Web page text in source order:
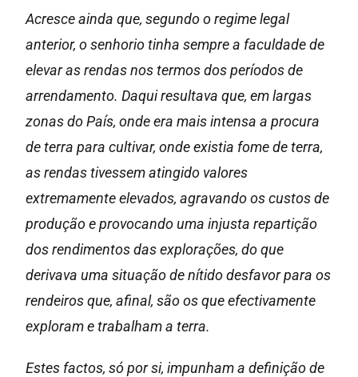
Acresce ainda que, segundo o regime legal
anterior, o senhorio tinha sempre a faculdade de
elevar as rendas nos termos dos períodos de
arrendamento. Daqui resultava que, em largas
zonas do País, onde era mais intensa a procura
de terra para cultivar, onde existia fome de terra,
as rendas tivessem atingido valores
extremamente elevados, agravando os custos de
produção e provocando uma injusta repartição
dos rendimentos das explorações, do que
derivava uma situação de nítido desfavor para os
rendeiros que, afinal, são os que efectivamente
exploram e trabalham a terra.
Estes factos, só por si, impunham a definição de